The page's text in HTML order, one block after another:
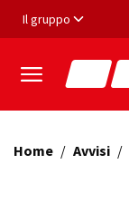
Vai ai contenuti
Vai al footer
Il gruppo
Home / Avvisi /